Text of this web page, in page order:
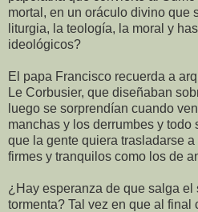
mortal, en un oráculo divino que
liturgia, la teología, la moral y
ideológicos?
El papa Francisco recuerda a
Le Corbusier, que diseñaban
luego se sorprendían cuando
manchas y los derrumbes y todo
que la gente quiera trasladarse
firmes y tranquilos como los de
¿Hay esperanza de que salga el
tormenta? Tal vez en que al final